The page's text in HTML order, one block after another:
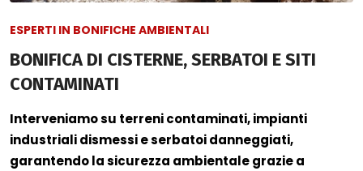
ESPERTI IN BONIFICHE AMBIENTALI
BONIFICA DI CISTERNE, SERBATOI E SITI
CONTAMINATI
Interveniamo su terreni contaminati, impianti
industriali dismessi e serbatoi danneggiati,
garantendo la sicurezza ambientale grazie a